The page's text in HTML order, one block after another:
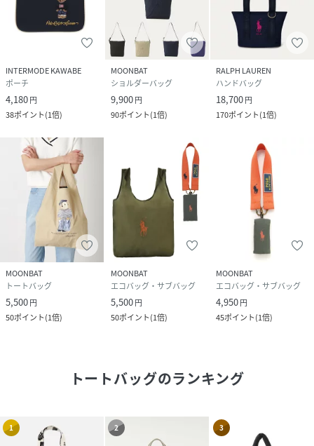
INTERMODE KAWABE
ポーチ
4,180円
38ポイント(1倍)
MOONBAT
ショルダーバッグ
9,900円
90ポイント(1倍)
RALPH LAUREN
ハンドバッグ
18,700円
170ポイント(1倍)
MOONBAT
トートバッグ
5,500円
50ポイント(1倍)
MOONBAT
エコバッグ・サブバッグ
5,500円
50ポイント(1倍)
MOONBAT
エコバッグ・サブバッグ
4,950円
45ポイント(1倍)
トートバッグのランキング
1 2 3